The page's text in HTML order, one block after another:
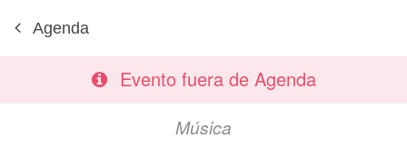
Agenda
Evento fuera de Agenda
Música